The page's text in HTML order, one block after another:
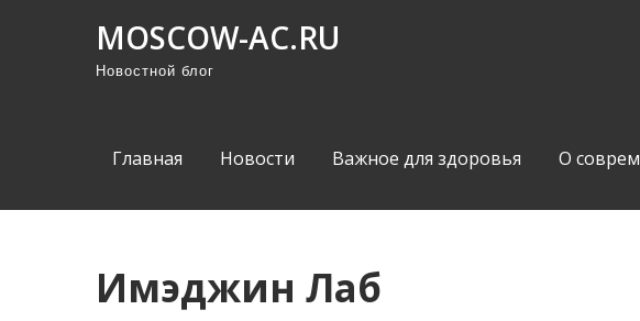
MOSCOW-AC.RU
Новостной блог
Главная Новости Важное для здоровья О
Имэджин Лаб